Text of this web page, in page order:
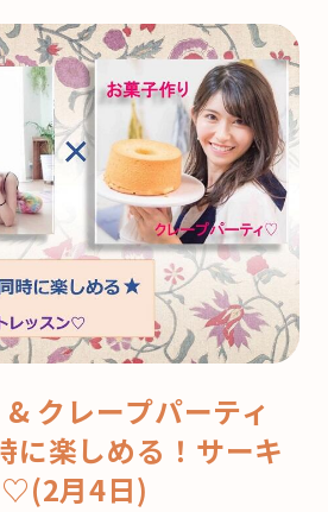
& クレープパーティ
楽しめる！サーキ
♡(2月4日)